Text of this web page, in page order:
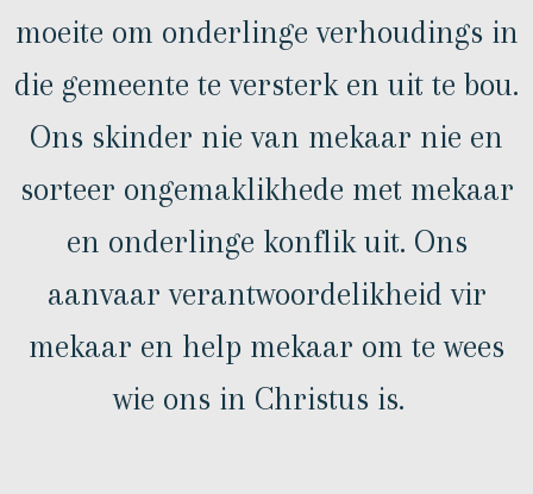
moeite om onderlinge verhoudings in
die gemeente te versterk en uit te bou.
Ons skinder nie van mekaar nie en
sorteer ongemaklikhede met mekaar
en onderlinge konflik uit. Ons
aanvaar verantwoordelikheid vir
mekaar en help mekaar om te wees
wie ons in Christus is.